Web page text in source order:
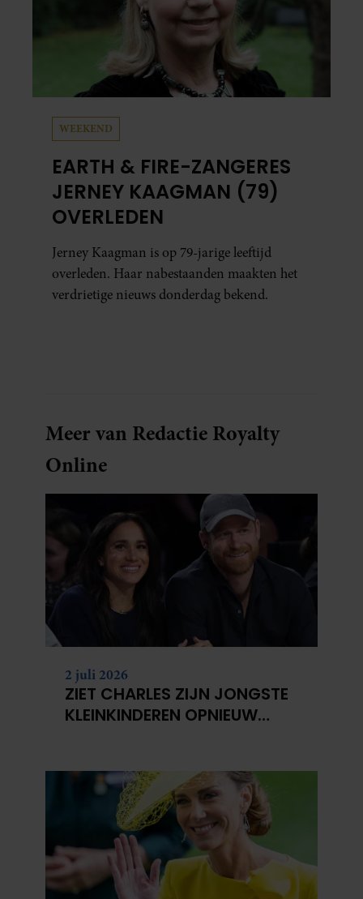
WEEKEND
EARTH & FIRE-ZANGERES
JERNEY KAAGMAN (79)
OVERLEDEN
Jerney Kaagman is op 79-jarige leeftijd
overleden. Haar nabestaanden maakten het
verdrietige nieuws donderdag bekend.
Meer van Redactie Royalty
Online
2 juli 2026
ZIET CHARLES ZIJN JONGSTE
KLEINKINDEREN OPNIEUW